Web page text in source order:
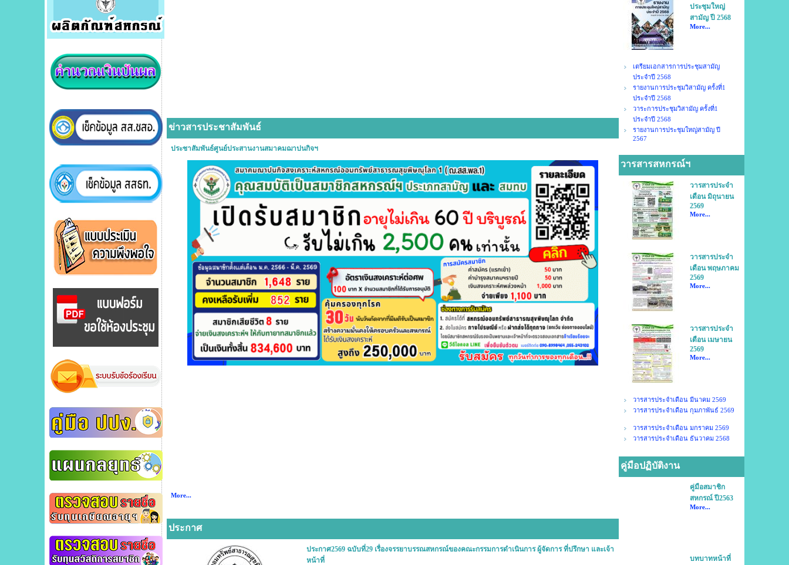
ข่าวสารประชาสัมพันธ์
ประชาสัมพันธ์ศูนย์ประสานงานสมาคมฌาปนกิจฯ
More...
ประกาศ
ประกาศ2569 ฉบับที่29 เรื่องจรรยาบรรณสหกรณ์ของคณะกรรมการดำเนินการ ผู้จัดการ ที่ปรึกษา และเจ้า
หน้าที่
ประชุมใหญ่
สามัญ ปี 2568
More...
เตรียมเอกสารการประชุมสามัญ
ประจำปี 2568
รายงานการประชุมวิสามัญ ครั้งที่1
ประจำปี 2568
วาระการประชุมวิสามัญ ครั้งที่1
ประจำปี 2568
รายงานการประชุมใหญ่สามัญ ปี
2567
วารสารสหกรณ์ฯ
วารสารประจำ
เดือน มิถุนายน
2569
More...
วารสารประจำ
เดือน พฤษภาคม
2569
More...
วารสารประจำ
เดือน เมษายน
2569
More...
วารสารประจำเดือน มีนาคม 2569
วารสารประจำเดือน กุมภาพันธ์ 2569
วารสารประจำเดือน มกราคม 2569
วารสารประจำเดือน ธันวาคม 2568
คู่มือปฏิบัติงาน
คู่มือสมาชิก
สหกรณ์ ปี2563
More...
บทบาทหน้าที่